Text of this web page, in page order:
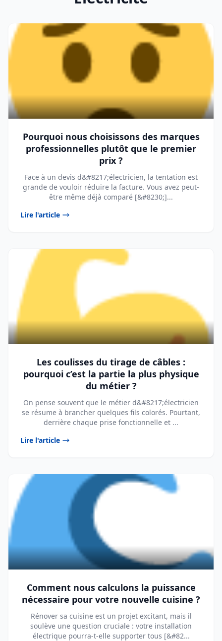
Pourquoi nous choisissons des marques
professionnelles plutôt que le premier
prix ?
Face à un devis d&#8217;électricien, la tentation est
grande de vouloir réduire la facture. Vous avez peut-
être même déjà comparé [&#8230;]...
Lire l'article
Les coulisses du tirage de câbles :
pourquoi c’est la partie la plus physique
du métier ?
On pense souvent que le métier d&#8217;électricien
se résume à brancher quelques fils colorés. Pourtant,
derrière chaque prise fonctionnelle et ...
Lire l'article
Comment nous calculons la puissance
nécessaire pour votre nouvelle cuisine ?
Rénover sa cuisine est un projet excitant, mais il
soulève une question cruciale : votre installation
électrique pourra-t-elle supporter tous [&#82...